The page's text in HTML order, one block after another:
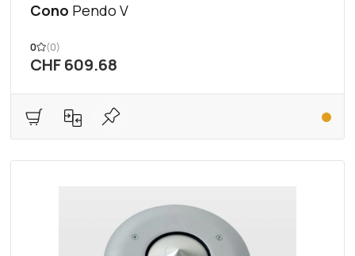
Cono Pendo V
0 (0)
CHF 609.68